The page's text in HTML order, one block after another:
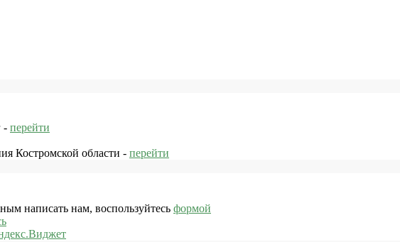
- перейти
Костромской области - перейти
написать нам, воспользуйтесь формой